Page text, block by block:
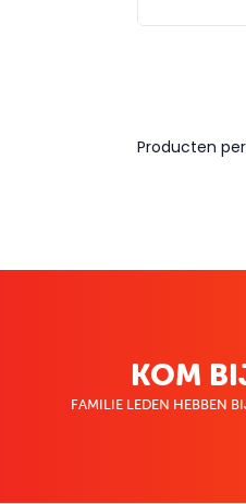
Producten
KOM
FAMILIE LEDEN HEBBEN